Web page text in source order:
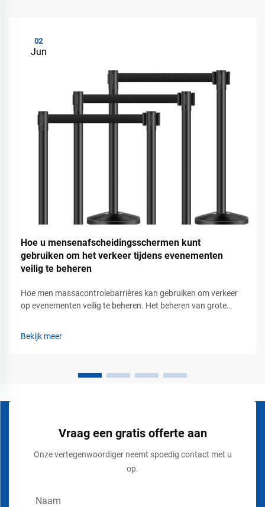
02
Jun
Hoe u mensenafscheidingsschermen kunt
gebruiken om het verkeer tijdens evenementen
veilig te beheren
Hoe men massacontrolebarrières kan gebruiken om verkeer
op evenementen veilig te beheren. Het beheren van grote
openbare bijeenkomsten vereist meer dan alleen het plaatsen
Bekijk meer
Vraag een gratis offerte aan
Onze vertegenwoordiger neemt spoedig contact met u
op.
Naam